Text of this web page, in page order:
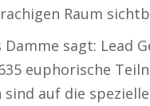
Raum
Damme sagt: Lead
euphorische
sind auf die